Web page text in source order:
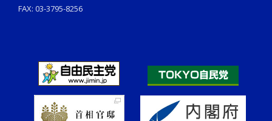
FAX: 03-3795-8256